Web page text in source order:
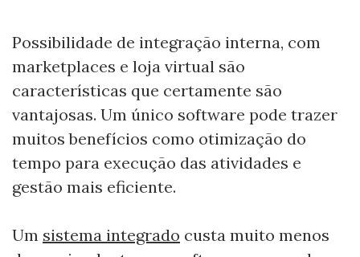
Possibilidade de integração interna, com
marketplaces e loja virtual são
características que certamente são
vantajosas. Um único software pode trazer
muitos benefícios como otimização do
tempo para execução das atividades e
gestão mais eficiente.
Um sistema integrado custa muito menos